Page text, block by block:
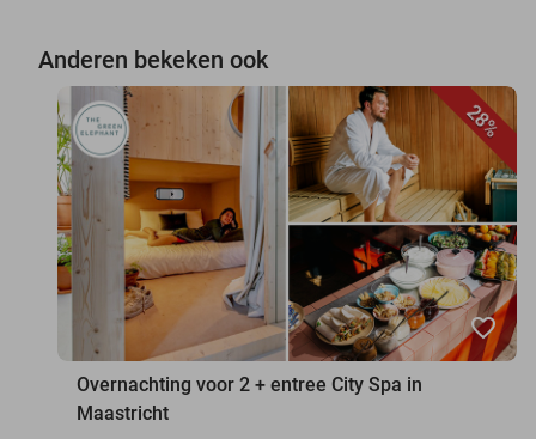
Anderen bekeken ook
28%
favorite_border
Overnachting voor 2 + entree City Spa in
Maastricht